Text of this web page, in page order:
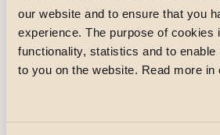
our website and to ensure that you
experience. The purpose of cookies
functionality, statistics and to
to you on the website. Read more in
Sähköinen